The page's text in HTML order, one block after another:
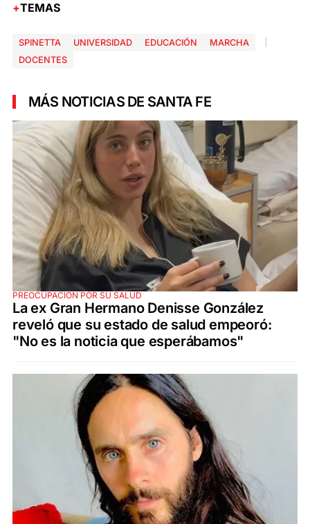
TEMAS
SPINETTA UNIVERSIDAD EDUCACIÓN
MARCHA
DOCENTES
MÁS NOTICIAS DE SANTA FE
PREOCUPACIÓN POR SU SALUD
La ex Gran Hermano Denisse González
reveló que su estado de salud empeoró:
"No es la noticia que esperábamos"